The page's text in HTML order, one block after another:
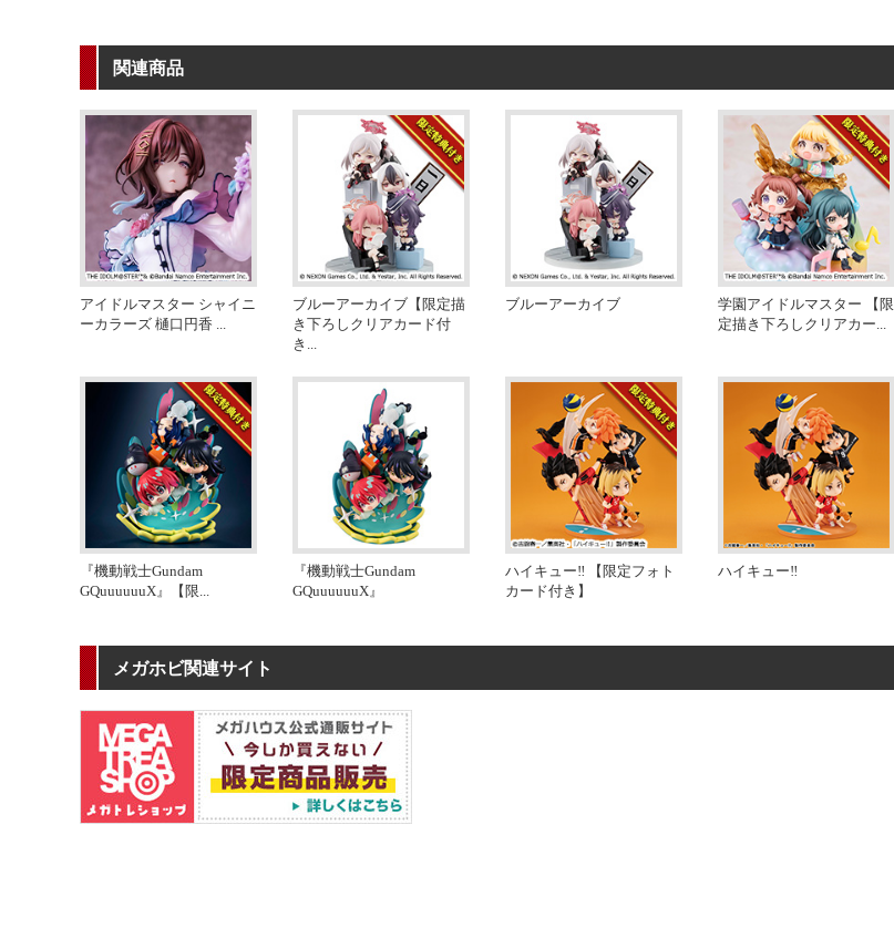
関連商品
アイドルマスター シャイニ
ーカラーズ 樋口円香 ...
ブルーアーカイブ【限定描
き下ろしクリアカード付
き ...
ブルーアーカイブ
学園アイドルマスター 【限
定描き下ろしクリアカー...
『機動戦士Gundam
GQuuuuuuX』【限...
『機動戦士Gundam
GQuuuuuuX』
ハイキュー‼ 【限定フォト
カード付き】
ハイキュー‼
メガホビ関連サイト